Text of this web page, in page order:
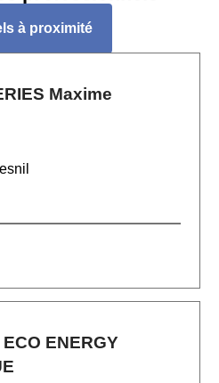
à proximité
Maxime
ENERGY